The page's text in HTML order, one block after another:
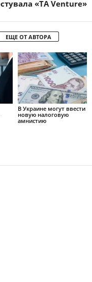
«TA Venture»
ЕЩЕ ОТ АВТОРА
В Украине могут ввести
новую налоговую
амнистию